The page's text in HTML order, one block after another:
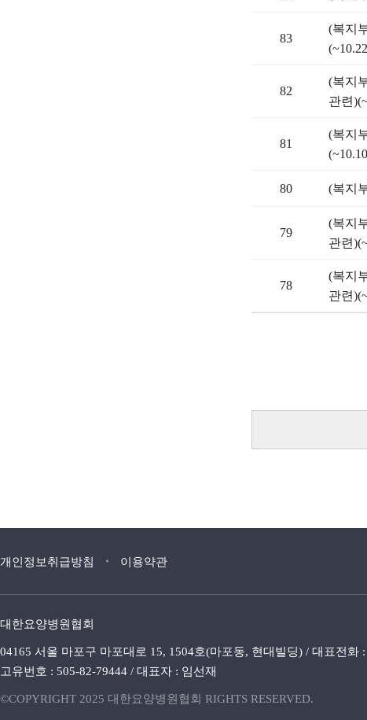
83
(복지
82
(복지
관련
81
(복지
80 (복지
79
(복지
관련
78
(복지
관련
개인정보취급방침 이용약관
대한요양병원협회
04165 서울 마포구 마포대로 15, 1504호(마포동, 현대빌딩) / 대표전화
고유번호 : 505-82-79444 / 대표자 : 임선재
©COPYRIGHT 2025 대한요양병원협회 RIGHTS RESERVED.